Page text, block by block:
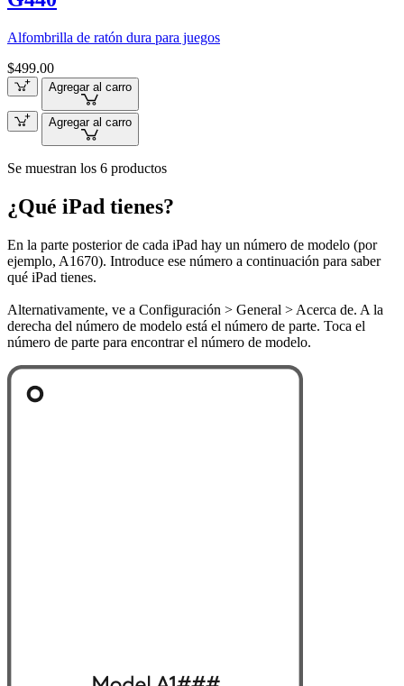
Alfombrilla de ratón dura para juegos
$499.00
Agregar al carro
Agregar al carro
Se muestran los 6 productos
¿Qué iPad tienes?
En la parte posterior de cada iPad hay un número de modelo (por
ejemplo, A1670). Introduce ese número a continuación para saber
qué iPad tienes.
Alternativamente, ve a Configuración > General > Acerca de. A la
derecha del número de modelo está el número de parte. Toca el
número de parte para encontrar el número de modelo.